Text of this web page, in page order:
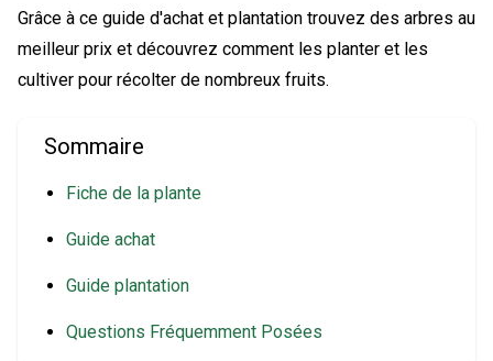
Grâce à ce guide d'achat et plantation trouvez des arbres au
meilleur prix et découvrez comment les planter et les
cultiver pour récolter de nombreux fruits.
Sommaire
Fiche de la plante
Guide achat
Guide plantation
Questions Fréquemment Posées